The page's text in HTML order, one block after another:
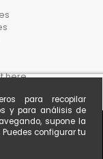
para recopilar
y para análisis de
supone la
configurar tu
here